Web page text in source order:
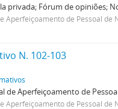
privada; Fórum de opiniões;
Aperfeiçoamento de Pessoal de
N. 102-103
de Aperfeiçoamento de
Aperfeiçoamento de Pessoal de